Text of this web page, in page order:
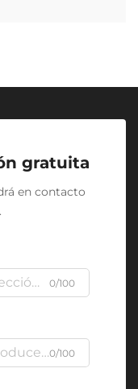
gratuita
en contacto
0/100
0/100